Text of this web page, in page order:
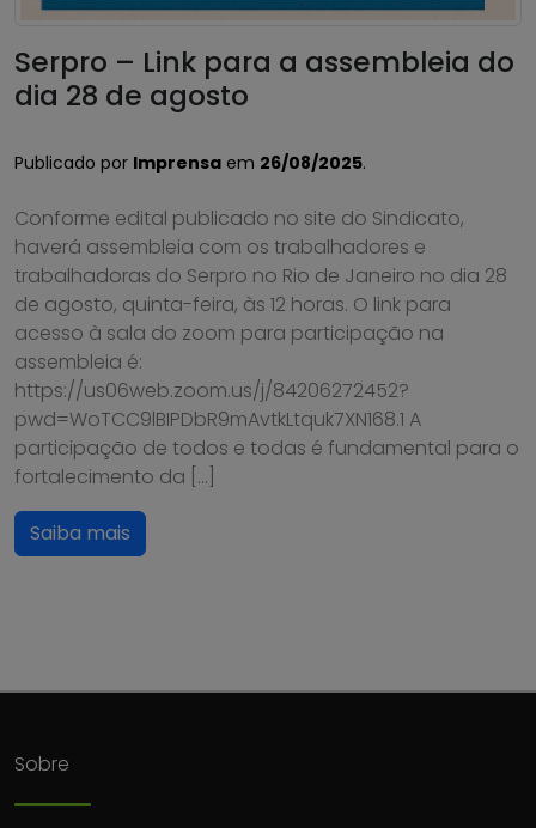
Serpro – Link para a assembleia do
dia 28 de agosto
Publicado por Imprensa em 26/08/2025.
Conforme edital publicado no site do Sindicato,
haverá assembleia com os trabalhadores e
trabalhadoras do Serpro no Rio de Janeiro no dia 28
de agosto, quinta-feira, às 12 horas. O link para
acesso à sala do zoom para participação na
assembleia é:
https://us06web.zoom.us/j/84206272452?
pwd=WoTCC9lBIPDbR9mAvtkLtquk7XN168.1 A
participação de todos e todas é fundamental para o
fortalecimento da […]
Saiba mais
Sobre